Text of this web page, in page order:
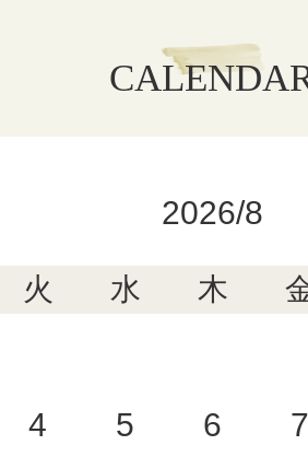
2026/8
火 水 木
4 5 6 7